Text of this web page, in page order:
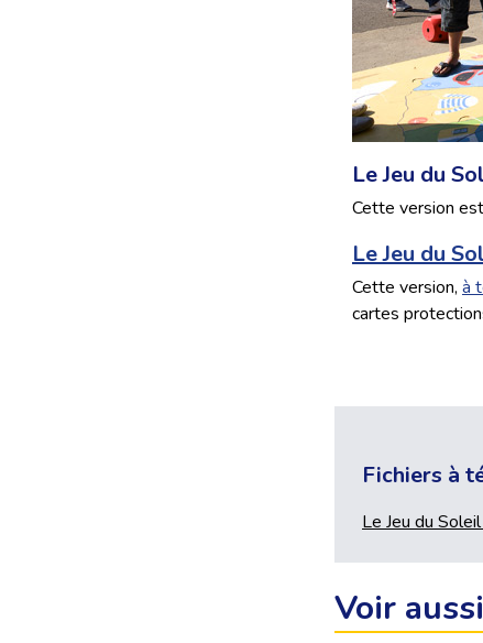
Le Jeu du
Cette version
Le Jeu du
Cette version, à
cartes
Fichiers à
Le Jeu du
Voir aussi